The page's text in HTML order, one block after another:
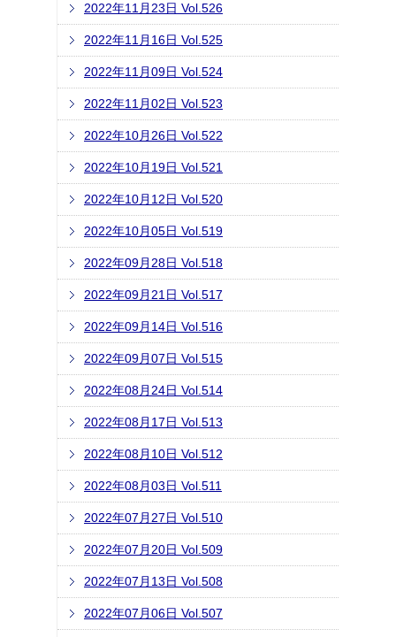
2022年11月23日 Vol.526
2022年11月16日 Vol.525
2022年11月09日 Vol.524
2022年11月02日 Vol.523
2022年10月26日 Vol.522
2022年10月19日 Vol.521
2022年10月12日 Vol.520
2022年10月05日 Vol.519
2022年09月28日 Vol.518
2022年09月21日 Vol.517
2022年09月14日 Vol.516
2022年09月07日 Vol.515
2022年08月24日 Vol.514
2022年08月17日 Vol.513
2022年08月10日 Vol.512
2022年08月03日 Vol.511
2022年07月27日 Vol.510
2022年07月20日 Vol.509
2022年07月13日 Vol.508
2022年07月06日 Vol.507